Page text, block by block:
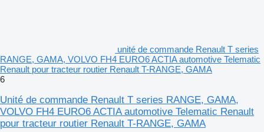
unité de commande Renault T series
RANGE, GAMA, VOLVO FH4 EURO6 ACTIA automotive Telematic
Renault pour tracteur routier Renault T-RANGE, GAMA
6
Unité de commande Renault T series RANGE, GAMA,
VOLVO FH4 EURO6 ACTIA automotive Telematic Renault
pour tracteur routier Renault T-RANGE, GAMA